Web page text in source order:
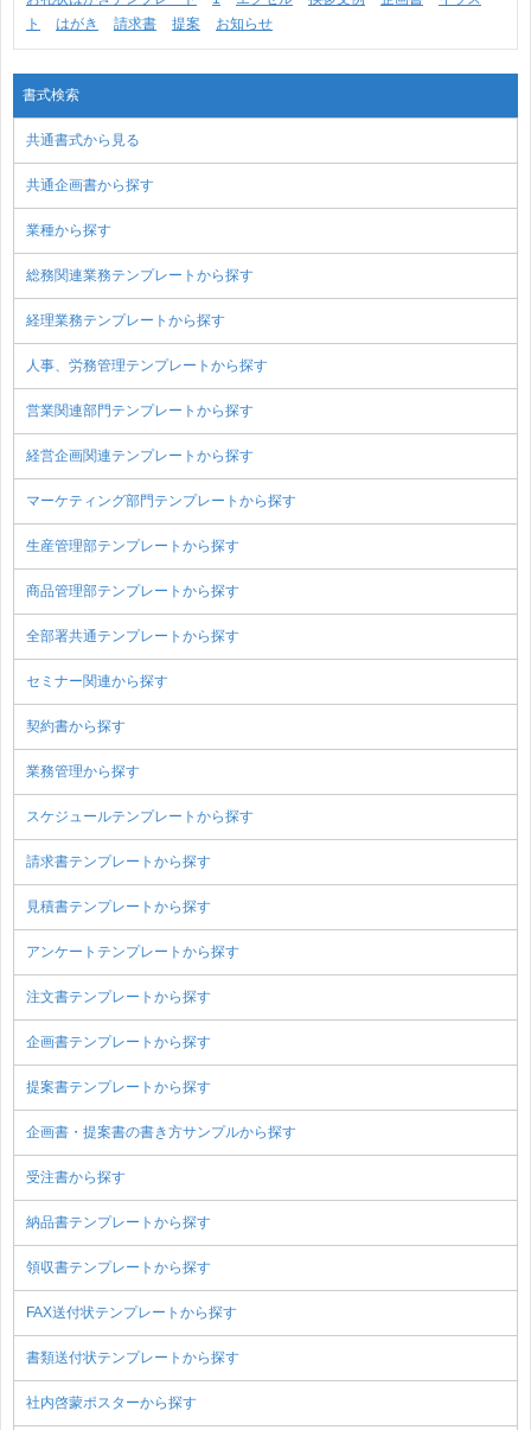
ト
はがき 請求書 提案 お知らせ
書式検索
共通書式から見る
共通企画書から探す
業種から探す
総務関連業務テンプレートから探す
経理業務テンプレートから探す
人事、労務管理テンプレートから探す
営業関連部門テンプレートから探す
経営企画関連テンプレートから探す
マーケティング部門テンプレートから探す
生産管理部テンプレートから探す
商品管理部テンプレートから探す
全部署共通テンプレートから探す
セミナー関連から探す
契約書から探す
業務管理から探す
スケジュールテンプレートから探す
請求書テンプレートから探す
見積書テンプレートから探す
アンケートテンプレートから探す
注文書テンプレートから探す
企画書テンプレートから探す
提案書テンプレートから探す
企画書・提案書の書き方サンプルから探す
受注書から探す
納品書テンプレートから探す
領収書テンプレートから探す
FAX送付状テンプレートから探す
書類送付状テンプレートから探す
社内啓蒙ポスターから探す